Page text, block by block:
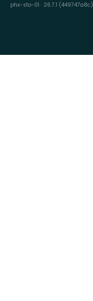
phx-sto-01 · 26.7.1 (449747a8c)